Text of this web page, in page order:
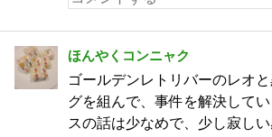
ほんやくコンニャク
ゴールデンレトリバーのレオ
グを組んで、事件を解決して
スの話は少なめで、少し寂しい